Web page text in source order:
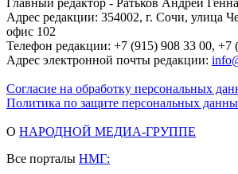
Главный редактор - Ратьков Андрей
Адрес редакции: 354002, г. Сочи, улица
офис 102
Телефон редакции: +7 (915) 908 33 00, +7
Адрес электронной почты редакции:
Согласие на обработку персональных
Политика по защите персональных
О НАРОДНОЙ МЕДИА-ГРУППЕ
Все порталы НМГ: